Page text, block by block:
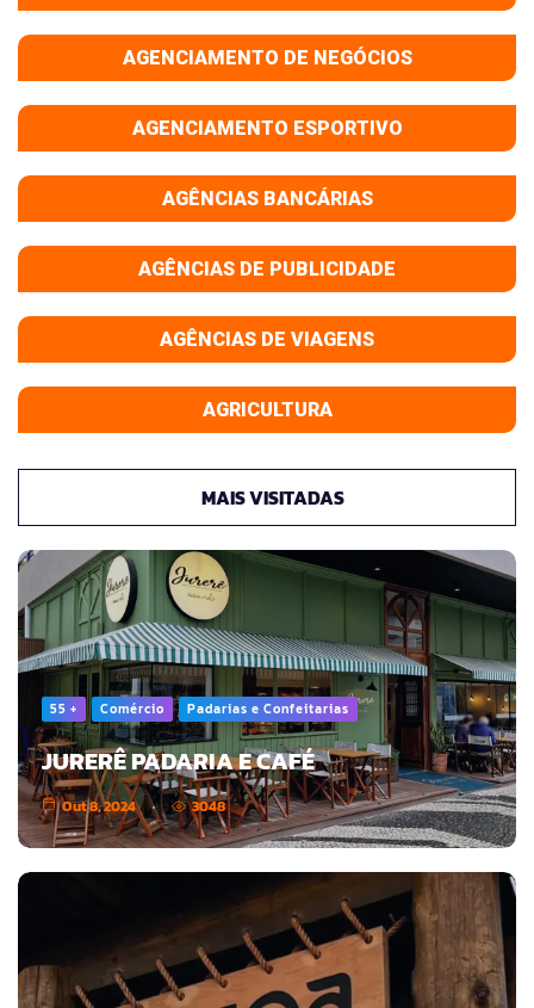
AGENCIAMENTO DE NEGÓCIOS
AGENCIAMENTO ESPORTIVO
AGÊNCIAS BANCÁRIAS
AGÊNCIAS DE PUBLICIDADE
AGÊNCIAS DE VIAGENS
AGRICULTURA
MAIS VISITADAS
55 + Comércio Padarias e Confeitarias
JURERÊ PADARIA E CAFÉ
Out 8, 2024 3048